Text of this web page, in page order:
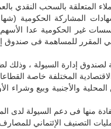
المتعلقة بالسحب النقدي
المشاركة الحكومية
المقرر للمساهمة فى صندوق
إدارة السيولة ، وذلك
المختلفة خاصة
والأجنبية وبيع وشراء
منها فى دعم السيولة لدى
التصنيف الإئتماني للمصارف